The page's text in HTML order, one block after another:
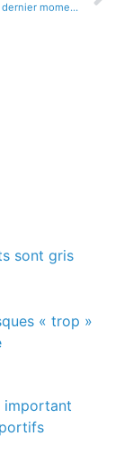
Annuler au tout dernier moment : quelles conséquences ?
sont gris
« trop »
important